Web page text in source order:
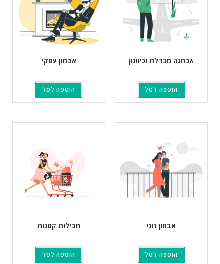
אבחנה מבדלת וכיוונון
הוספה לסל
אבחון עסקי
הוספה לסל
אבחון זוגי
הוספה לסל
חבילות קטנות
הוספה לסל